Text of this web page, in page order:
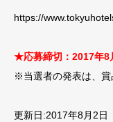
https://
★応募締切：2017年8
※当選者の発表は、賞
更新日:2017年8月2日